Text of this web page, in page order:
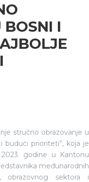
I
stručno obrazovanje u
budući prioriteti”, koja je
godine u Kantonu
međunarodnih
obrazovnog sektora i